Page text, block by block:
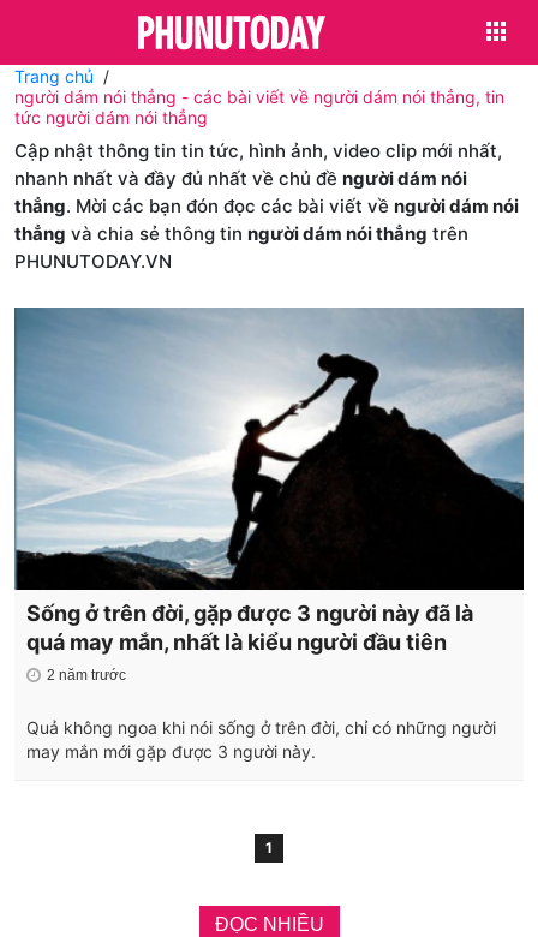
Trang chủ
người dám nói thẳng - các bài viết về người dám nói thẳng, tin
tức người dám nói thẳng
Cập nhật thông tin tin tức, hình ảnh, video clip mới nhất,
nhanh nhất và đầy đủ nhất về chủ đề người dám nói
thẳng. Mời các bạn đón đọc các bài viết về người dám nói
thẳng và chia sẻ thông tin người dám nói thẳng trên
PHUNUTODAY.VN
Sống ở trên đời, gặp được 3 người này đã là
quá may mắn, nhất là kiểu người đầu tiên
2 năm trước
Quả không ngoa khi nói sống ở trên đời, chỉ có những người
may mắn mới gặp được 3 người này.
1
ĐỌC NHIỀU